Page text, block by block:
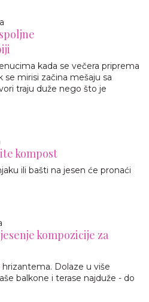
kada se večera priprema
mirisi začina mešaju sa
traju duže nego što je
kompost
ili bašti na jesen će pronaći
kompozicije za
Dolaze u više
balkone i terase najduže - do